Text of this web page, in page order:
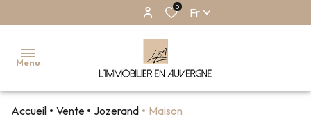
0 Fr
Menu
Accueil Vente Jozerand Maison